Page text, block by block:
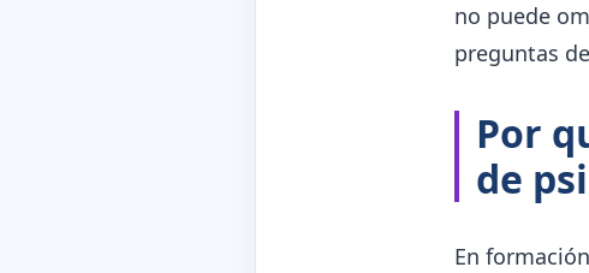
no puede
preguntas
Por
de
En